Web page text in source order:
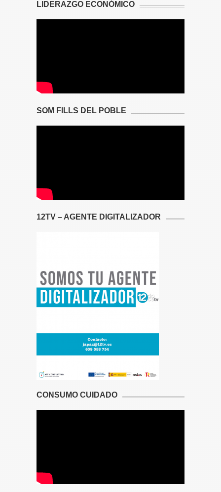
LIDERAZGO ECONÓMICO
SOM FILLS DEL POBLE
12TV – AGENTE DIGITALIZADOR
CONSUMO CUIDADO